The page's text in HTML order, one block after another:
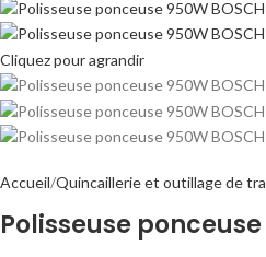
Cliquez pour agrandir
Accueil Quincaillerie et outillage de
Polisseuse ponceuse